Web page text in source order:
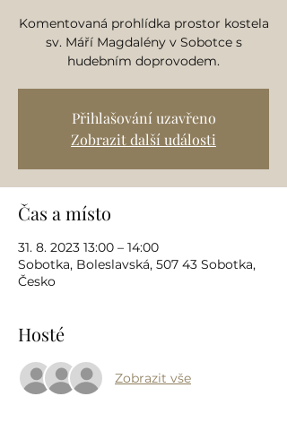
Komentovaná prohlídka prostor kostela
sv. Máří Magdalény v Sobotce s
hudebním doprovodem.
Přihlašování uzavřeno
Zobrazit další události
Čas a místo
31. 8. 2023 13:00 – 14:00
Sobotka, Boleslavská, 507 43 Sobotka,
Česko
Hosté
Zobrazit vše